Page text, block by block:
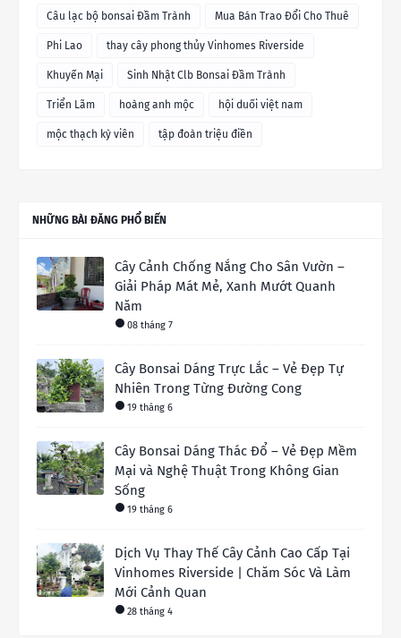
Câu lạc bộ bonsai Đầm Trành Mua Bán Trao Đổi Cho Thuê
Phi Lao thay cây phong thủy Vinhomes Riverside
Khuyến Mại Sinh Nhật Clb Bonsai Đầm Trành
Triển Lãm hoàng anh mộc hội duối việt nam
mộc thạch kỳ viên tập đoàn triệu điền
NHỮNG BÀI ĐĂNG PHỔ BIẾN
Cây Cảnh Chống Nắng Cho Sân Vườn –
Giải Pháp Mát Mẻ, Xanh Mướt Quanh
Năm
08 tháng 7
Cây Bonsai Dáng Trực Lắc – Vẻ Đẹp Tự
Nhiên Trong Từng Đường Cong
19 tháng 6
Cây Bonsai Dáng Thác Đổ – Vẻ Đẹp Mềm
Mại và Nghệ Thuật Trong Không Gian
Sống
19 tháng 6
Dịch Vụ Thay Thế Cây Cảnh Cao Cấp Tại
Vinhomes Riverside | Chăm Sóc Và Làm
Mới Cảnh Quan
28 tháng 4